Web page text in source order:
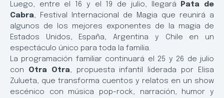
Luego, entre el 16 y el 19 de julio, llegará
Pata de
Cabra, Festival Internacional de Magia que reunirá a
algunos de los mejores exponentes de la magia de
Estados Unidos, España, Argentina y Chile en un
espectáculo único para toda la familia.
La programación familiar continuará el 25 y 26 de julio
con Otra Otra, propuesta infantil liderada por Elisa
Zulueta, que transforma cuentos y relatos en un show
escénico con música pop-rock, narración, humor y